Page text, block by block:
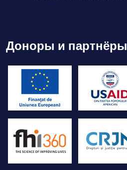
Доноры и партнёры